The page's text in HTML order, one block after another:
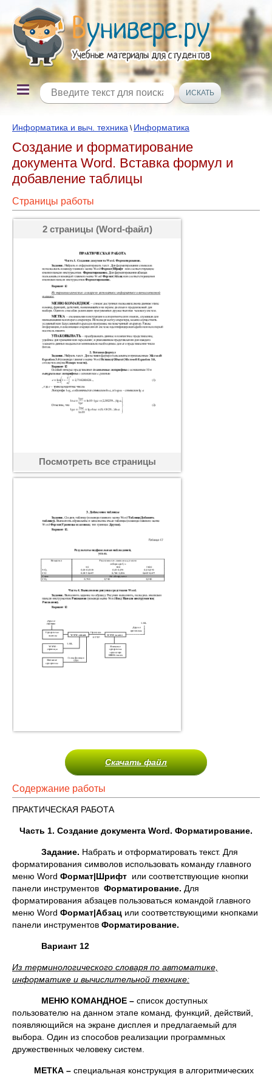
Информатика и выч. техника \ Информатика
Создание и форматирование
документа Word. Вставка формул и
добавление таблицы
Страницы работы
2 страницы (Word-файл)
Посмотреть все страницы
Скачать файл
Содержание работы
ПРАКТИЧЕСКАЯ РАБОТА
Часть 1. Создание документа Word. Форматирование.
Задание. Набрать и отформатировать текст. Для
форматирования символов использовать команду главного
меню Word Формат|Шрифт или соответствующие кнопки
панели инструментов Форматирование. Для
форматирования абзацев пользоваться командой главного
меню Word Формат|Абзац или соответствующими кнопками
панели инструментов Форматирование.
Вариант 12
Из терминологического словаря по автоматике,
информатике и вычислительной технике:
МЕНЮ КОМАНДНОЕ – список доступных
пользователю на данном этапе команд, функций, действий,
появляющийся на экране дисплея и предлагаемый для
выбора. Один из способов реализации программных
дружественных человеку систем.
МЕТКА – специальная конструкция в алгоритмических